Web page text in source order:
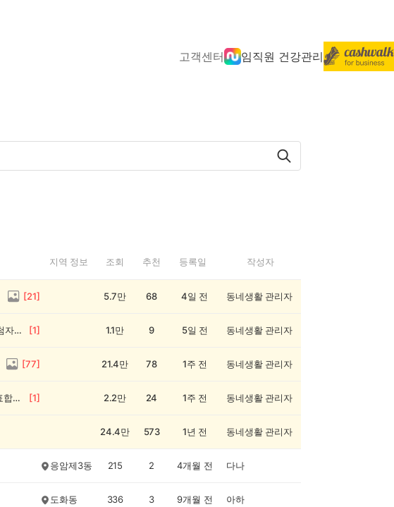
고객센터 임직원 건강관리
지역 정보 조회 추천 등록일 작성자
[21] 5.7만 68 4일 전 동네생활 관리자
💰[당첨자 발표] 26회차 우리 동네 정보왕 이벤트 당첨자를 발표합니다! [1] 1.1만 9 5일 전 동네생활 관리자
[77] 21.4만 78 1주 전 동네생활 관리자
💰[당첨자 발표] 우리 동네 썰전 12회차 당첨자를 발표합니다! [1] 2.2만 24 1주 전 동네생활 관리자
24.4만 573 1년 전 동네생활 관리자
응암제3동 215 2 4개월 전 다나
도화동 336 3 9개월 전 아하